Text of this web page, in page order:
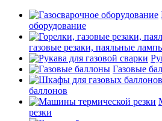
оборудование
газовые резаки, паяльные
Газовые
баллонов
резки